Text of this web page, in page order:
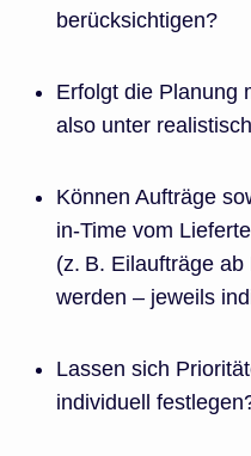
berücksichtigen?
Erfolgt die Planung
also unter
Können Aufträge
in-Time vom
(z. B. Eilaufträge
werden – jeweils
Lassen sich
individuell